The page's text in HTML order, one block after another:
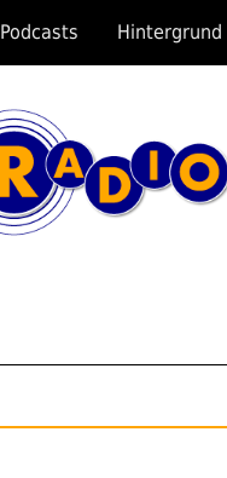
Podcasts Hintergrund